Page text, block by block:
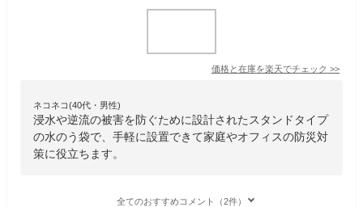
価格と在庫を楽天でチェック >>
ネコネコ(40代・男性)
浸水や逆流の被害を防ぐために設計されたスタンドタイプ
の水のう袋で、手軽に設置できて家庭やオフィスの防災対
策に役立ちます。
全てのおすすめコメント（2件）